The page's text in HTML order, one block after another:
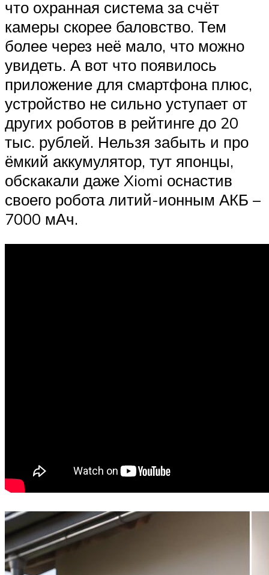
что охранная система за счёт
камеры скорее баловство. Тем
более через неё мало, что можно
увидеть. А вот что появилось
приложение для смартфона плюс,
устройство не сильно уступает от
других роботов в рейтинге до 20
тыс. рублей. Нельзя забыть и про
ёмкий аккумулятор, тут японцы,
обскакали даже Xiomi оснастив
своего робота литий-ионным АКБ –
7000 мАч.